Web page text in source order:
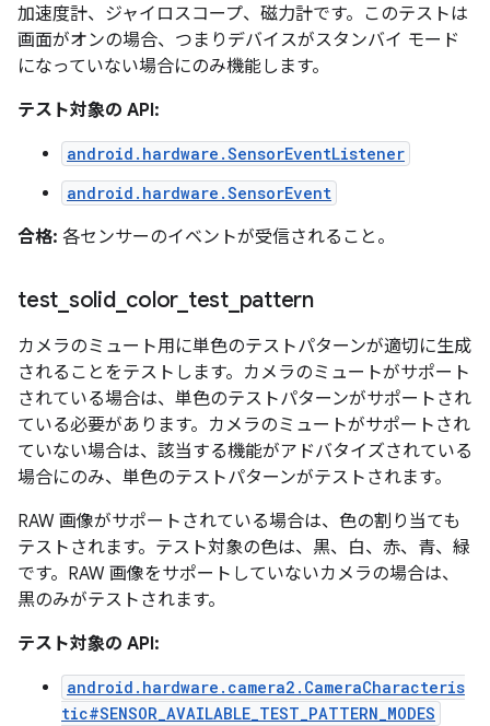
加速度計、ジャイロスコープ、磁力計です。このテストは
画面がオンの場合、つまりデバイスがスタンバイ モード
になっていない場合にのみ機能します。
テスト対象の API:
android.hardware.SensorEventListener
android.hardware.SensorEvent
合格: 各センサーのイベントが受信されること。
test solid_ color_ test_ pattern
カメラのミュート用に単色のテストパターンが適切に生成
されることをテストします。カメラのミュートがサポート
されている場合は、単色のテストパターンがサポートされ
ている必要があります。カメラのミュートがサポートされ
ていない場合は、該当する機能がアドバタイズされている
場合にのみ、単色のテストパターンがテストされます。
RAW 画像がサポートされている場合は、色の割り当ても
テストされます。テスト対象の色は、黒、白、赤、青、緑
です。RAW 画像をサポートしていないカメラの場合は、
黒のみがテストされます。
テスト対象の API:
android.hardware.camera2.CameraCharacteris
tic#SENSOR_AVAILABLE_TEST_PATTERN_MODES